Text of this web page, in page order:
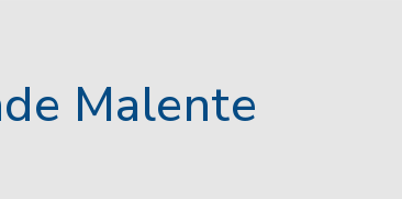
Malente